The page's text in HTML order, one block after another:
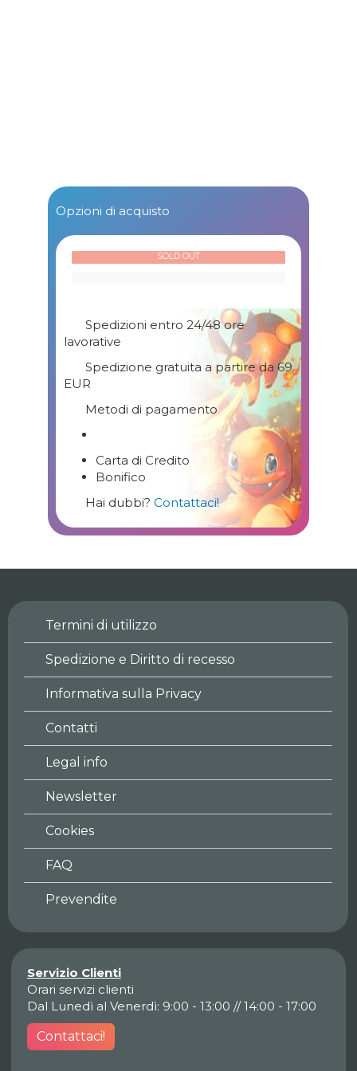
Opzioni di acquisto
Spedizioni entro 24/48 ore
lavorative
Spedizione gratuita a partire da 69
EUR
Metodi di pagamento
Carta di Credito
Bonifico
Hai dubbi? Contattaci!
SOLD OUT
Termini di utilizzo
Spedizione e Diritto di recesso
Informativa sulla Privacy
Contatti
Legal info
Newsletter
Cookies
FAQ
Prevendite
Servizio Clienti
Orari servizi clienti
Dal Lunedì al Venerdì: 9:00 - 13:00 // 14:00 - 17:00
Contattaci!